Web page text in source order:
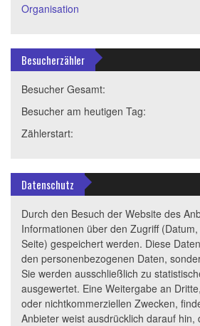
Organisation
Besucherzähler
Besucher Gesamt:
Besucher am heutigen Tag:
Zählerstart:
Datenschutz
Durch den Besuch der Website des
Informationen über den Zugriff
Seite) gespeichert werden. Diese
den personenbezogenen Daten,
Sie werden ausschließlich zu
ausgewertet. Eine Weitergabe an
oder nichtkommerziellen Zwecken,
Anbieter weist ausdrücklich darauf hin,